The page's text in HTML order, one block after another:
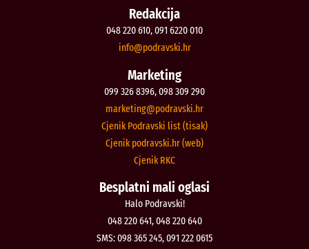
Redakcija
048 220 610, 091 6220 010
rh.iksvardop
@ofni
Marketing
099 326 8396, 098 309 290
rh.iksvardop
@gnitekram
Cjenik Podravski list (tisak)
Cjenik podravski.hr (web)
Cjenik RKC
Besplatni mali oglasi
Halo Podravski!
048 220 641, 048 220 640
SMS: 098 365 245, 091 222 0615